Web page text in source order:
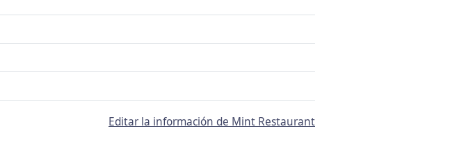
Editar la información de Mint Restaurant